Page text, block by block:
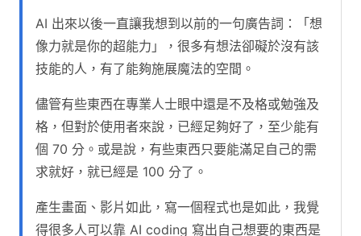
AI 出來以後一直讓我想到以前的一句廣告詞：「想
像力就是你的超能力」，很多有想法卻礙於沒有該
技能的人，有了能夠施展魔法的空間。
儘管有些東西在專業人士眼中還是不及格或勉強及
格，但對於使用者來說，已經足夠好了，至少能有
個 70 分。或是說，有些東西只要能滿足自己的需
求就好，就已經是 100 分了。
產生畫面、影片如此，寫一個程式也是如此，我覺
得很多人可以靠 AI coding 寫出自己想要的東西是